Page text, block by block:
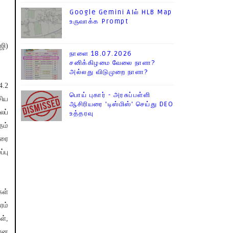
Google Gemini AIல் HLB Map
உருவாக்க Prompt
நாளை 18.07.2026
சனிக்கிழமை வேலை நாளா?
அல்லது விடுமுறை நாளா?
பொய் புகார் - அரசுப்பள்ளி
ஆசிரியரை 'டிஸ்மிஸ்' செய்து DEO
உத்தரவு